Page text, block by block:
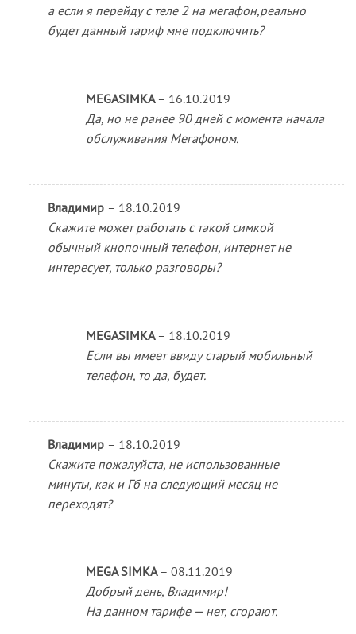
а если я перейду с теле 2 на мегафон,реально
будет данный тариф мне подключить?
MEGASIMKA – 16.10.2019
Да, но не ранее 90 дней с момента начала
обслуживания Мегафоном.
Владимир – 18.10.2019
Скажите может работать с такой симкой
обычный кнопочный телефон, интернет не
интересует, только разговоры?
MEGASIMKA – 18.10.2019
Если вы имеет ввиду старый мобильный
телефон, то да, будет.
Владимир – 18.10.2019
Скажите пожалуйста, не использованные
минуты, как и Гб на следующий месяц не
переходят?
MEGA SIMKA – 08.11.2019
Добрый день, Владимир!
На данном тарифе — нет, сгорают.